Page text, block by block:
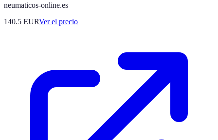
neumaticos-online.es
140.5 EURVer el precio